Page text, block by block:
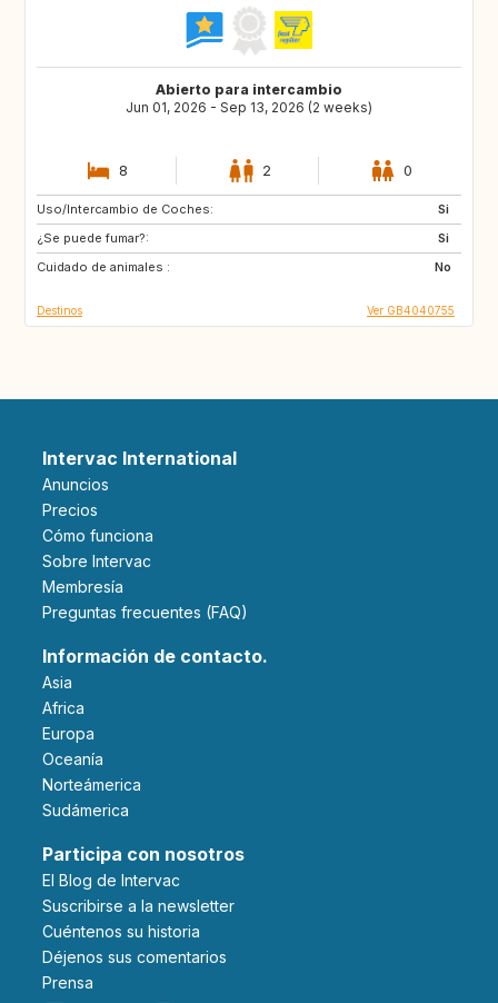
Abierto para intercambio
Jun 01, 2026 - Sep 13, 2026 (2 weeks)
8 2 0
Uso/Intercambio de Coches:
Si
¿Se puede fumar?:
Si
Cuidado de animales :
No
PT
FR
Destinos Ver GB4040755
Intervac International
Anuncios
Precios
Cómo funciona
Sobre Intervac
Membresía
Preguntas frecuentes (FAQ)
Información de contacto.
Asia
Africa
Europa
Oceanía
Norteámerica
Sudámerica
Participa con nosotros
El Blog de Intervac
Suscribirse a la newsletter
Cuéntenos su historia
Déjenos sus comentarios
Prensa